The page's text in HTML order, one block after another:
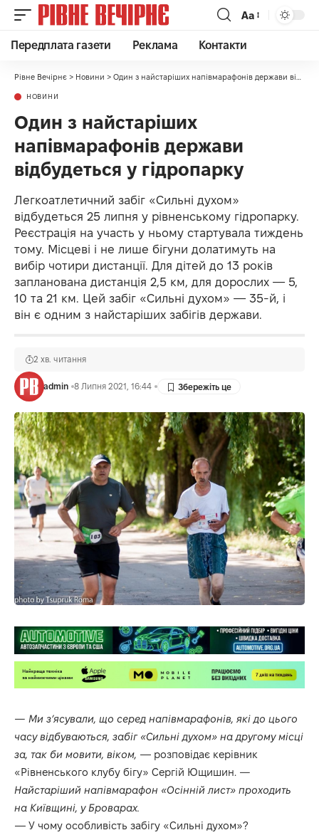
Аа
Передплата газети Реклама Контакти
Рівне Вечірнє > Новини > Один з найстаріших напівмарафонів держави відбудеться у гідропарку
НОВИНИ
Один з найстаріших
напівмарафонів держави
відбудеться у гідропарку
Легкоатлетичний забіг «Сильні духом»
відбудеться 25 липня у рівненському гідропарку.
Реєстрація на участь у ньому стартувала тиждень
тому. Місцеві і не лише бігуни долатимуть на
вибір чотири дистанції. Для дітей до 13 років
запланована дистанція 2,5 км, для дорослих — 5,
10 та 21 км. Цей забіг «Сильні духом» — 35-й, і
він є одним з найстаріших забігів держави.
admin 8 Липня 2021, 16:44
2 хв. читання
— Ми з’ясували, що серед напівмарафонів, які до цього
часу відбуваються, забіг «Сильні духом» на другому місці
за, так би мовити, віком, — розповідає керівник
«Рівненського клубу бігу» Сергій Ющишин. —
Найстаріший напівмарафон «Осінній лист» проходить
на Київщині, у Броварах.
— У чому особливість забігу «Сильні духом»?